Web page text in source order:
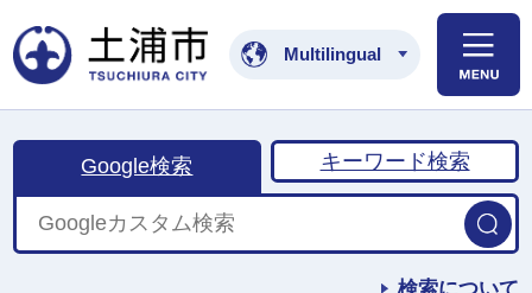
土浦市公式ホームペ
Multilingual
Google検索 キーワード検索